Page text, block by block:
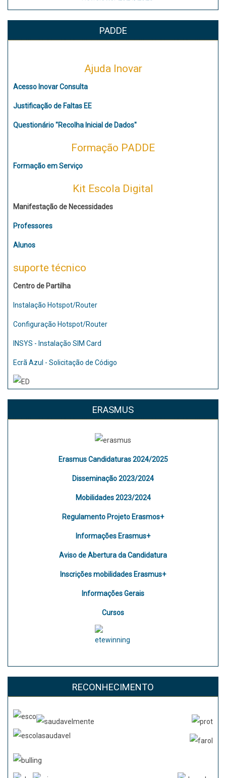
PADDE
Ajuda Inovar
Acesso Inovar Consulta
Justificação de Faltas EE
Questionário "Recolha Inicial de Dados"
Formação PADDE
Formação em Serviço
Kit Escola Digital
Manifestação de Necessidades
Professores
Alunos
suporte técnico
Centro de Partilha
Instalação Hotspot/Router
Configuração Hotspot/Router
INSYS - Instalação SIM Card
Ecrã Azul - Solicitação de Código
ERASMUS
Erasmus Candidaturas 2024/2025
Disseminação 2023/2024
Mobilidades 2023/2024
Regulamento Projeto Erasmos+
Informações Erasmus+
Aviso de Abertura da Candidatura
Inscrições mobilidades Erasmus+
Informações Gerais
Cursos
RECONHECIMENTO